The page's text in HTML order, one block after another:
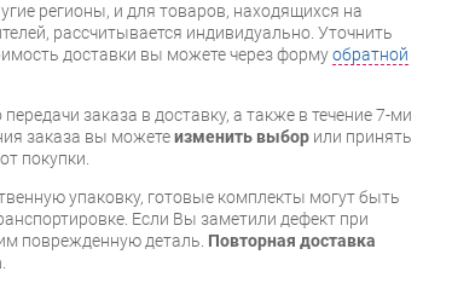
регионы, и для товаров, находящихся на
рассчитывается индивидуально. Уточнить
доставки вы можете через формуобратной
заказа в доставку, а также в течение 7-ми
заказа вы можетеизменить выбор или принять
покупки.
упаковку, готовые комплекты могут быть
Если Вы заметили дефект при
поврежденную деталь. Повторная доставка
.